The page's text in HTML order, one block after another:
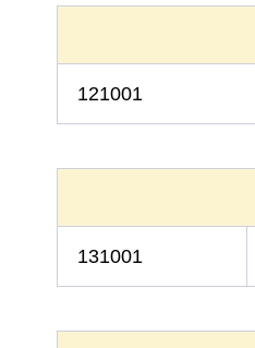
121001
131001